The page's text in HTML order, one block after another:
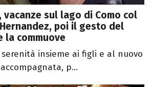
vacanze sul lago di Como col
poi il gesto del
la commuove
insieme ai figli e al nuovo
p...